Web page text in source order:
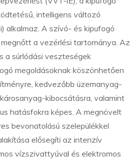
intelligens változó
alkalmaz. A szívó- és kipufogó
a vezérlési tartománya. Az
a súrlódási veszteségek
megoldásoknak köszönhetően
kedvezőbb üzemanyag-
kibocsátásra, valamint
hatásfokra képes. A megnövelt
bevonatolású szelepülékkel
elősegíti az intenzív
vízszivattyúval és elektromos